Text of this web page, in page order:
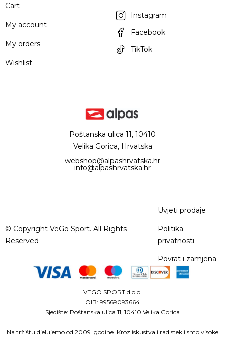
Cart
My account
My orders
Wishlist
Instagram
Facebook
TikTok
Poštanska ulica 11, 10410
Velika Gorica, Hrvatska
webshop@alpashrvatska.hr
info@alpashrvatska.hr
© Copyright VeGo Sport. All Rights
Reserved
Uvjeti prodaje
Politika
privatnosti
Povrat i zamjena
VEGO SPORT d.o.o.
OIB: 99569093664
Sjedište: Poštanska ulica 11, 10410 Velika Gorica
Na tržištu djelujemo od 2009. godine. Kroz iskustva i rad stekli smo visoke